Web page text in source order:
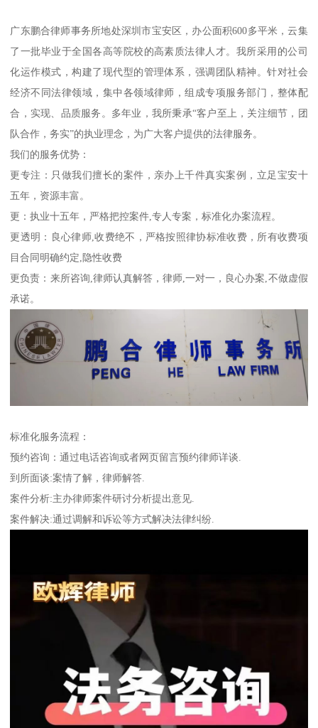
广东鹏合律师事务所地处深圳市宝安区，办公面积600多平米，云集
了一批毕业于全国各高等院校的高素质法律人才。我所采用的公司
化运作模式，构建了现代型的管理体系，强调团队精神。针对社会
经济不同法律领域，集中各领域律师，组成专项服务部门，整体配
合，实现、品质服务。多年业，我所秉承“客户至上，关注细节，团
队合作，务实”的执业理念，为广大客户提供的法律服务。
我们的服务优势：
更专注：只做我们擅长的案件，亲办上千件真实案例，立足宝安十
五年，资源丰富。
更：执业十五年，严格把控案件,专人专案，标准化办案流程。
更透明：良心律师,收费绝不，严格按照律协标准收费，所有收费项
目合同明确约定,隐性收费
更负责：来所咨询,律师认真解答，律师,一对一，良心办案,不做虚假
承诺。
标准化服务流程：
预约咨询：通过电话咨询或者网页留言预约律师详谈.
到所面谈:案情了解，律师解答.
案件分析:主办律师案件研讨分析提出意见.
案件解决:通过调解和诉讼等方式解决法律纠纷.